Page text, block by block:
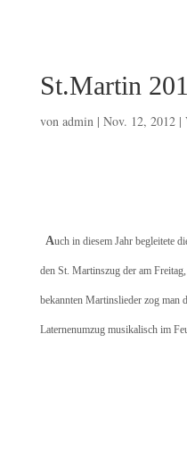
St.Martin
von admin| Nov. 12, 2012|
Auch in diesem Jahr begleitete
den St. Martinszug der am
bekannten Martinslieder zog man
Laternenumzug musikalisch im